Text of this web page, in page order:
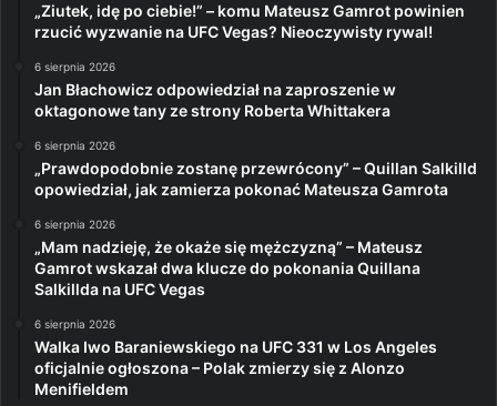
„Ziutek, idę po ciebie!” – komu Mateusz Gamrot powinien
rzucić wyzwanie na UFC Vegas? Nieoczywisty rywal!
6 sierpnia 2026
Jan Błachowicz odpowiedział na zaproszenie w
oktagonowe tany ze strony Roberta Whittakera
6 sierpnia 2026
„Prawdopodobnie zostanę przewrócony” – Quillan Salkilld
opowiedział, jak zamierza pokonać Mateusza Gamrota
6 sierpnia 2026
„Mam nadzieję, że okaże się mężczyzną” – Mateusz
Gamrot wskazał dwa klucze do pokonania Quillana
Salkillda na UFC Vegas
6 sierpnia 2026
Walka Iwo Baraniewskiego na UFC 331 w Los Angeles
oficjalnie ogłoszona – Polak zmierzy się z Alonzo
Menifieldem